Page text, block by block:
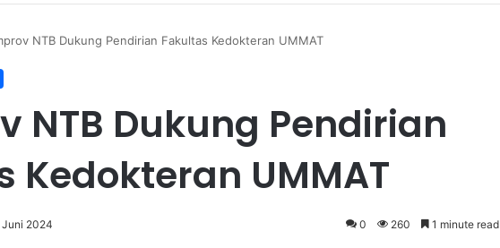
NTB Dukung Pendirian Fakultas Kedokteran UMMAT
NTB Dukung Pendirian
Kedokteran UMMAT
Juni 2024 0 260 1 minute read